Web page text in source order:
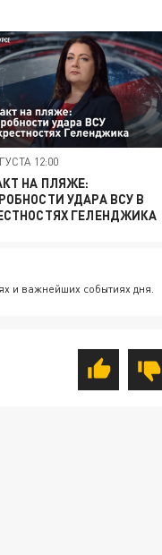
12:00
НА ПЛЯЖЕ:
УДАРА ВСУ В
ГЕЛЕНДЖИКА
и важнейших событиях дня.